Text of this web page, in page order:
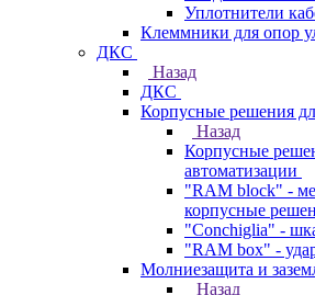
Уплотнители
Клеммники для опор
ДКС
Назад
ДКС
Корпусные решения
Назад
Корпусные
автоматизации
"RAM block" -
корпусные
"Conchiglia" -
"RAM box" -
Молниезащита и
Назад